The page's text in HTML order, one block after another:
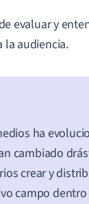
evaluar y
la audiencia.
ha
cambiado
crear y
campo